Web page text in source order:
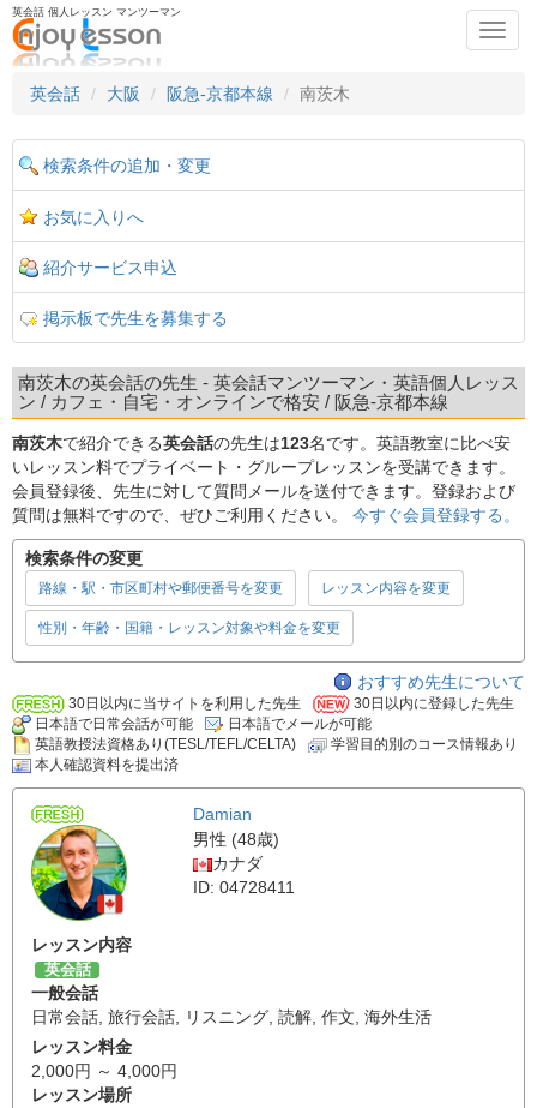
英会話 個人レッスン マンツーマン
英会話
大阪 阪急-京都本線 南茨木
検索条件の追加・変更
お気に入りへ
紹介サービス申込
掲示板で先生を募集する
南茨木の英会話の先生 - 英会話マンツーマン・英語個人レッス
ン / カフェ・自宅・オンラインで格安 / 阪急-京都本線
南茨木で紹介できる英会話の先生は123名です。英語教室に比べ安
いレッスン料でプライベート・グループレッスンを受講できます。
会員登録後、先生に対して質問メールを送付できます。登録および
質問は無料ですので、ぜひご利用ください。 今すぐ会員登録する。
検索条件の変更
路線・駅・市区町村や郵便番号を変更 レッスン内容を変更
性別・年齢・国籍・レッスン対象や料金を変更
おすすめ先生について
30日以内に当サイトを利用した先生
30日以内に登録した先生
日本語で日常会話が可能
日本語でメールが可能
英語教授法資格あり(TESL/TEFL/CELTA)
学習目的別のコース情報あり
本人確認資料を提出済
Damian
男性 (48歳)
カナダ
ID: 04728411
レッスン内容
英会話
一般会話
日常会話, 旅行会話, リスニング, 読解, 作文, 海外生活
レッスン料金
2,000円 ～ 4,000円
レッスン場所